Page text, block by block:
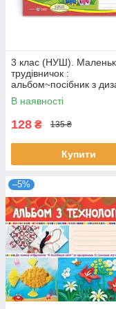
3 клас (НУШ).
трудівничок :
альбом~посібник з
та технологій
Підручники і
В наявності
128 ₴ 135 ₴
Купити
–5%